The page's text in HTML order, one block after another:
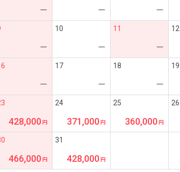
ー ー ー
ー
10
ー
11
ー
12
ー
17
ー
18
ー
19
428,000
24
371,000
25
360,000
26
466,000
31
428,000